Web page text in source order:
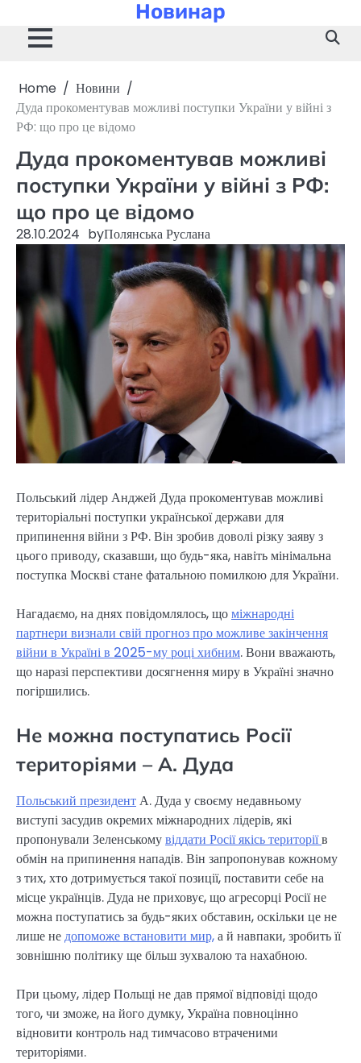
content
Новинар
Home
Новини
Дуда прокоментував можливі поступки України у війні з
РФ: що про це відомо
Дуда прокоментував можливі
поступки України у війні з РФ:
що про це відомо
28.10.2024 byПолянська Руслана
Польський лідер Анджей Дуда прокоментував можливі
територіальні поступки української держави для
припинення війни з РФ. Він зробив доволі різку заяву з
цього приводу, сказавши, що будь-яка, навіть мінімальна
поступка Москві стане фатальною помилкою для України.
Нагадаємо, на днях повідомлялось, щоміжнародні
партнери визнали свій прогноз про можливе закінчення
війни в Україні в 2025-му році хибним. Вони вважають,
що наразі перспективи досягнення миру в Україні значно
погіршились.
Не можна поступатись Росії
територіями – А. Дуда
Польський президентА. Дуда у своєму недавньому
виступі засудив окремих міжнародних лідерів, які
пропонували Зеленськомувіддати Росії якісь територіїв
обмін на припинення нападів. Він запропонував кожному
з тих, хто дотримується такої позиції, поставити себе на
місце українців. Дуда не приховує, що агресорці Росії не
можна поступатись за будь-яких обставин, оскільки це не
лише недопоможе встановити мир,а й навпаки, зробить її
зовнішню політику ще більш зухвалою та нахабною.
При цьому, лідер Польщі не дав прямої відповіді щодо
того, чи зможе, на його думку, Україна повноцінно
відновити контроль над тимчасово втраченими
територіями.